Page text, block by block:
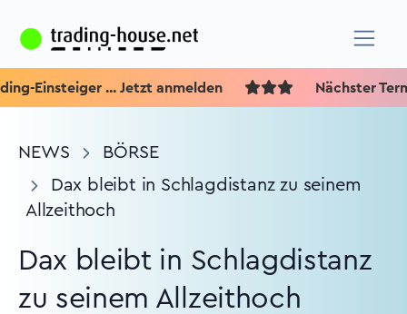
... Jetzt anmelden Nächster Termin
NEWS
BÖRSE
Dax bleibt in Schlagdistanz zu seinem
Allzeithoch
Dax bleibt in Schlagdistanz
zu seinem Allzeithoch